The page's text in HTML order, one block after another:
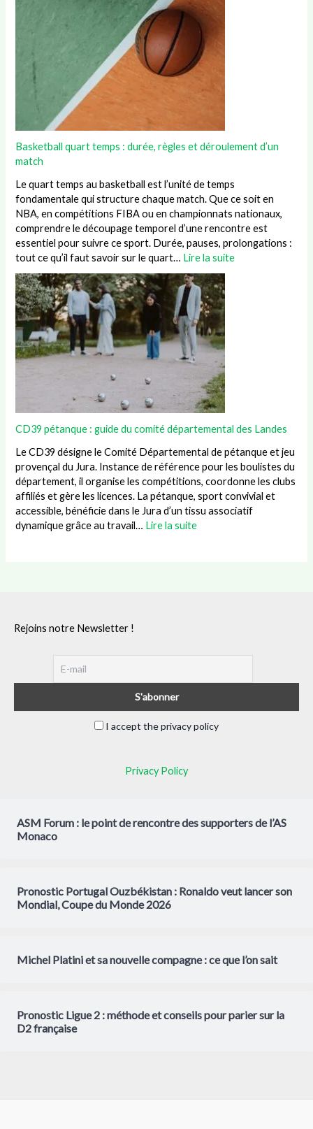
Basketball quart temps : durée, règles et déroulement d’un
match
Le quart temps au basketball est l’unité de temps
fondamentale qui structure chaque match. Que ce soit en
NBA, en compétitions FIBA ou en championnats nationaux,
comprendre le découpage temporel d’une rencontre est
essentiel pour suivre ce sport. Durée, pauses, prolongations :
tout ce qu’il faut savoir sur le quart… Lire la suite
CD39 pétanque : guide du comité départemental des Landes
Le CD39 désigne le Comité Départemental de pétanque et jeu
provençal du Jura. Instance de référence pour les boulistes du
département, il organise les compétitions, coordonne les clubs
affiliés et gère les licences. La pétanque, sport convivial et
accessible, bénéficie dans le Jura d’un tissu associatif
dynamique grâce au travail… Lire la suite
Rejoins notre Newsletter !
I accept the privacy policy
Privacy Policy
ASM Forum : le point de rencontre des supporters de l’AS
Monaco
Pronostic Portugal Ouzbékistan : Ronaldo veut lancer son
Mondial, Coupe du Monde 2026
Michel Platini et sa nouvelle compagne : ce que l’on sait
Pronostic Ligue 2 : méthode et conseils pour parier sur la
D2 française